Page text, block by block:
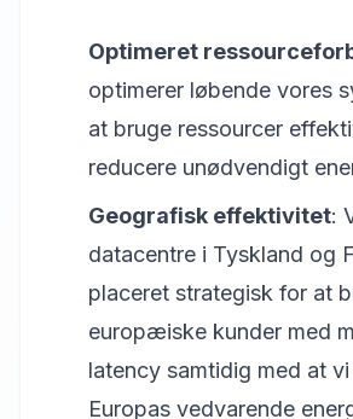
Optimeret
optimerer løbende vores
at bruge ressourcer
reducere unødvendigt
Geografisk effektivitet:
datacentre i Tyskland og
placeret strategisk for at
europæiske kunder med
latency samtidig med at
Europas vedvarende